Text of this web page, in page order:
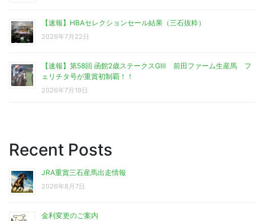
【速報】HBAセレクションセール結果（三石抜粋）
2026年7月22日
【速報】第58回 函館2歳ステークスGⅢ 前田ファーム生産馬 フ
ェリチタ号が重賞初制覇！！
2026年7月19日
Recent Posts
JRA重賞三石産馬出走情報
2026年8月7日
金利変更のご案内